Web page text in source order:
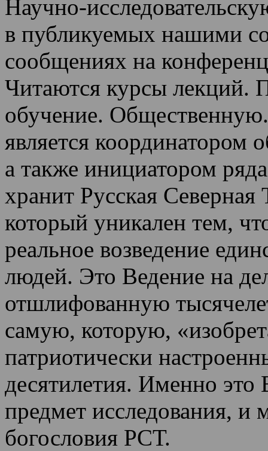
Научно-
в публикуемых нашими
сообщениях на
Читаются курсы лекций.
обучение.
является
а также инициатором
хранит Русская
который уникален тем,
реальное возведение
людей. Это Ведение на
отшлифованную
самую, которую,
патриотически
десятилетия. Именно это
предмет исследования, и
богословия РСТ.